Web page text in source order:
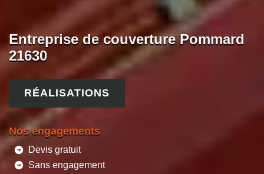
Entreprise de couverture Pommard
21630
RÉALISATIONS
Nos engagements
Devis gratuit
Sans engagement